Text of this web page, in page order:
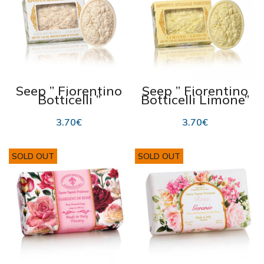
Seep ” Fiorentino
Botticelli ”
“Jasmine” 125g
3.70€
Seep ” Fiorentino
Botticelli Limone”
125g
3.70€
SOLD OUT SOLD OUT